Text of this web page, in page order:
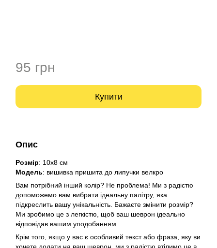
95 грн
Купити
Опис
Розмір: 10х8 см
Модель: вишивка пришита до липучки велкро
Вам потрібний інший колір? Не проблема! Ми з радістю
допоможемо вам вибрати ідеальну палітру, яка
підкреслить вашу унікальність. Бажаєте змінити розмір?
Ми зробимо це з легкістю, щоб ваш шеврон ідеально
відповідав вашим уподобанням.
Крім того, якщо у вас є особливий текст або фраза, яку ви